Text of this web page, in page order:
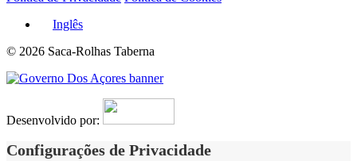
Inglês
© 2026 Saca-Rolhas Taberna
Desenvolvido por:
Configurações de Privacidade